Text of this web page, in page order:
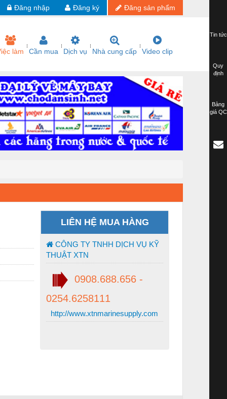
Đăng sản phẩm
Đăng ký
Đăng nhập
làm Cần mua Dịch vụ Nhà cung cấp Video clip
LIÊN HỆ MUA HÀNG
CÔNG TY TNHH DỊCH VỤ KỸ
THUẬT XTN
0908.688.656 -
0254.6258111
http://www.xtnmarinesupply.com
Tin tức
Quy
định
Bảng
giá QC